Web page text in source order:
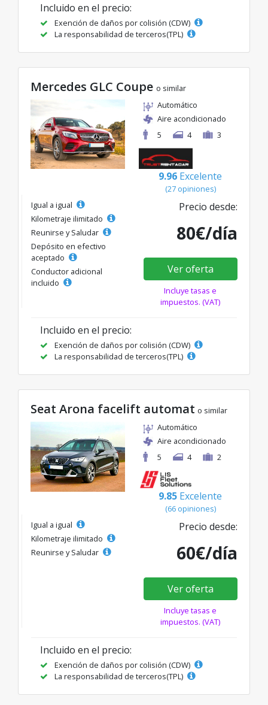
Incluido en el precio:
Exención de daños por colisión (CDW)
La responsabilidad de terceros(TPL)
Mercedes GLC Coupe o similar
Automático
Aire acondicionado
5
4 3
9.96 Excelente
(27 opiniones)
Igual a igual
Kilometraje ilimitado
Reunirse y Saludar
Depósito en efectivo
aceptado
Conductor adicional
incluido
Precio desde:
80€/día
Ver oferta
Incluye tasas e
impuestos. (VAT)
Incluido en el precio:
Exención de daños por colisión (CDW)
La responsabilidad de terceros(TPL)
Seat Arona facelift automat o similar
Automático
Aire acondicionado
5
4 2
9.85 Excelente
(66 opiniones)
Igual a igual
Kilometraje ilimitado
Reunirse y Saludar
Precio desde:
60€/día
Ver oferta
Incluye tasas e
impuestos. (VAT)
Incluido en el precio:
Exención de daños por colisión (CDW)
La responsabilidad de terceros(TPL)